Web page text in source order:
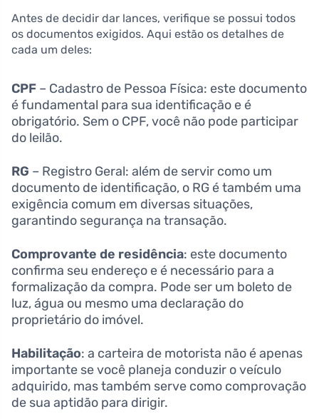
Antes de decidir dar lances, verifique se possui todos
os documentos exigidos. Aqui estão os detalhes de
cada um deles:
CPF – Cadastro de Pessoa Física: este documento
é fundamental para sua identificação e é
obrigatório. Sem o CPF, você não pode participar
do leilão.
RG – Registro Geral: além de servir como um
documento de identificação, o RG é também uma
exigência comum em diversas situações,
garantindo segurança na transação.
Comprovante de residência: este documento
confirma seu endereço e é necessário para a
formalização da compra. Pode ser um boleto de
luz, água ou mesmo uma declaração do
proprietário do imóvel.
Habilitação: a carteira de motorista não é apenas
importante se você planeja conduzir o veículo
adquirido, mas também serve como comprovação
de sua aptidão para dirigir.